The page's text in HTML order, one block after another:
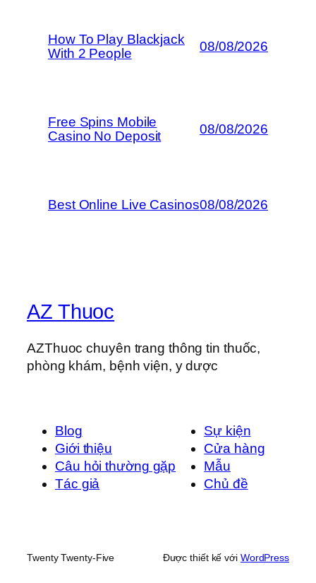
How To Play Blackjack
With 2 People
08/08/2026
Free Spins Mobile
Casino No Deposit
08/08/2026
Best Online Live Casinos08/08/2026
AZ Thuoc
AZThuoc chuyên trang thông tin thuốc,
phòng khám, bệnh viện, y dược
Blog
Giới thiệu
Câu hỏi thường gặp
Tác giả
Sự kiện
Cửa hàng
Mẫu
Chủ đề
Twenty Twenty-Five Được thiết kế với WordPress